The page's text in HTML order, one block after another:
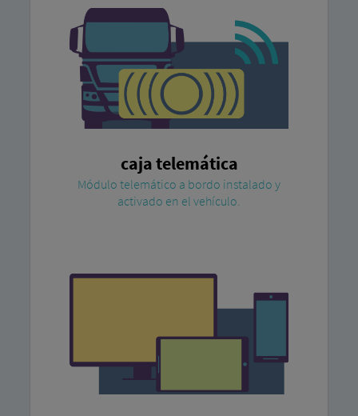
caja telemática
Módulo telemático a bordo instalado y
activado en el vehículo.